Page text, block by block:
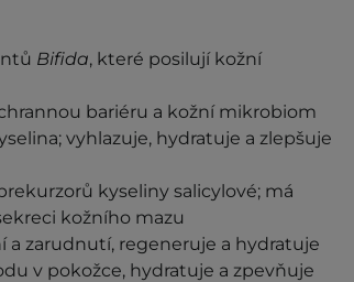
Bifida, které posilují kožní
bariéru a kožní mikrobiom
vyhlazuje, hydratuje a zlepšuje
kyseliny salicylové; má
kožního mazu
a zarudnutí, regeneruje a hydratuje
v pokožce, hydratuje a zpevňuje